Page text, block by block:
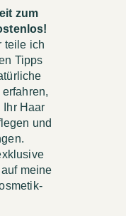
zum
teile ich
Tipps
Ihr Haar
und
meine